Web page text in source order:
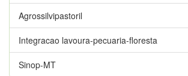
Agrossilvipastoril
Integracao lavoura-pecuaria-floresta
Sinop-MT